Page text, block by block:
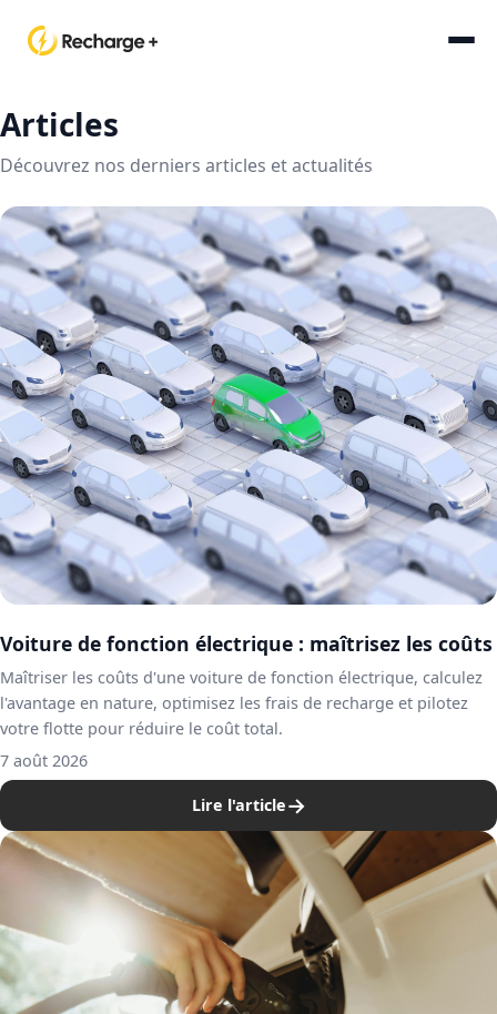
Articles
Découvrez nos derniers articles et actualités
Voiture de fonction électrique : maîtrisez les coûts
Maîtriser les coûts d'une voiture de fonction électrique, calculez
l'avantage en nature, optimisez les frais de recharge et pilotez
votre flotte pour réduire le coût total.
7 août 2026
Lire l'article→